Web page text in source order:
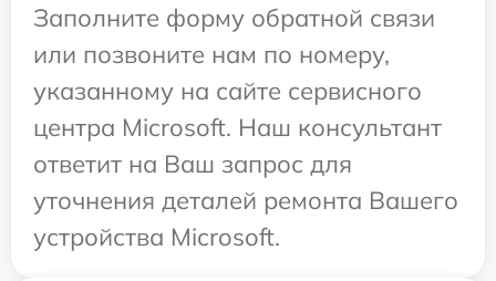
Заполните форму обратной связи
или позвоните нам по номеру,
указанному на сайте сервисного
центра Microsoft. Наш консультант
ответит на Ваш запрос для
уточнения деталей ремонта Вашего
устройства Microsoft.